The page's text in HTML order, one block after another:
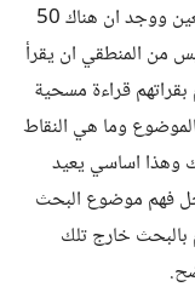
ولكن الفكرة هنا إذا اعد الباحث بحث معين ووجد ان هناك 50
من المنطقي ان يقرأ
بقراتهم قراءة مسحية
وما هي النقاط
وهذا اساسي يعيد
فهم موضوع البحث
بالبحث خارج تلك